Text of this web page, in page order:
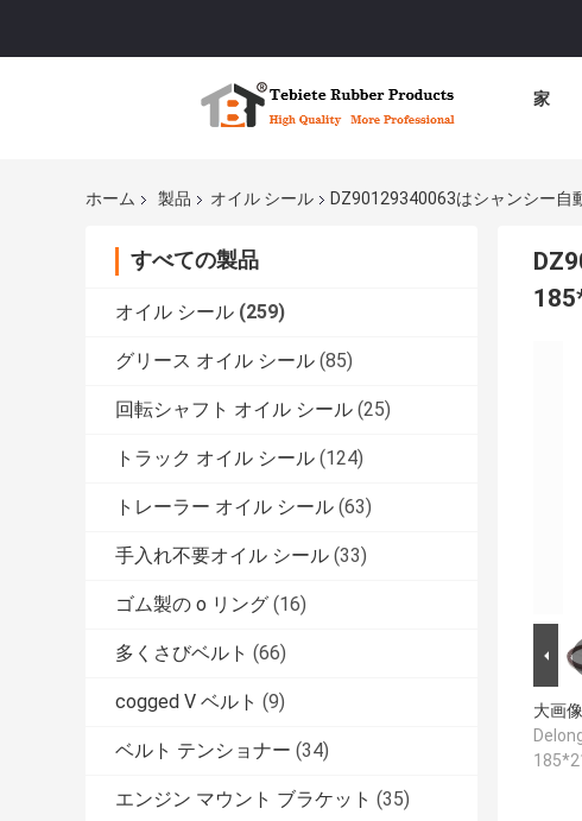
家
ホーム 製品 オイル シール DZ90129340063はシャンシー
すべての製品
オイル シール (259)
グリース オイル シール (85)
回転シャフト オイル シール (25)
トラック オイル シール (124)
トレーラー オイル シール (63)
手入れ不要オイル シール (33)
ゴム製の o リング (16)
多くさびベルト (66)
cogged V ベルト (9)
ベルト テンショナー (34)
エンジン マウント ブラケット (35)
大画